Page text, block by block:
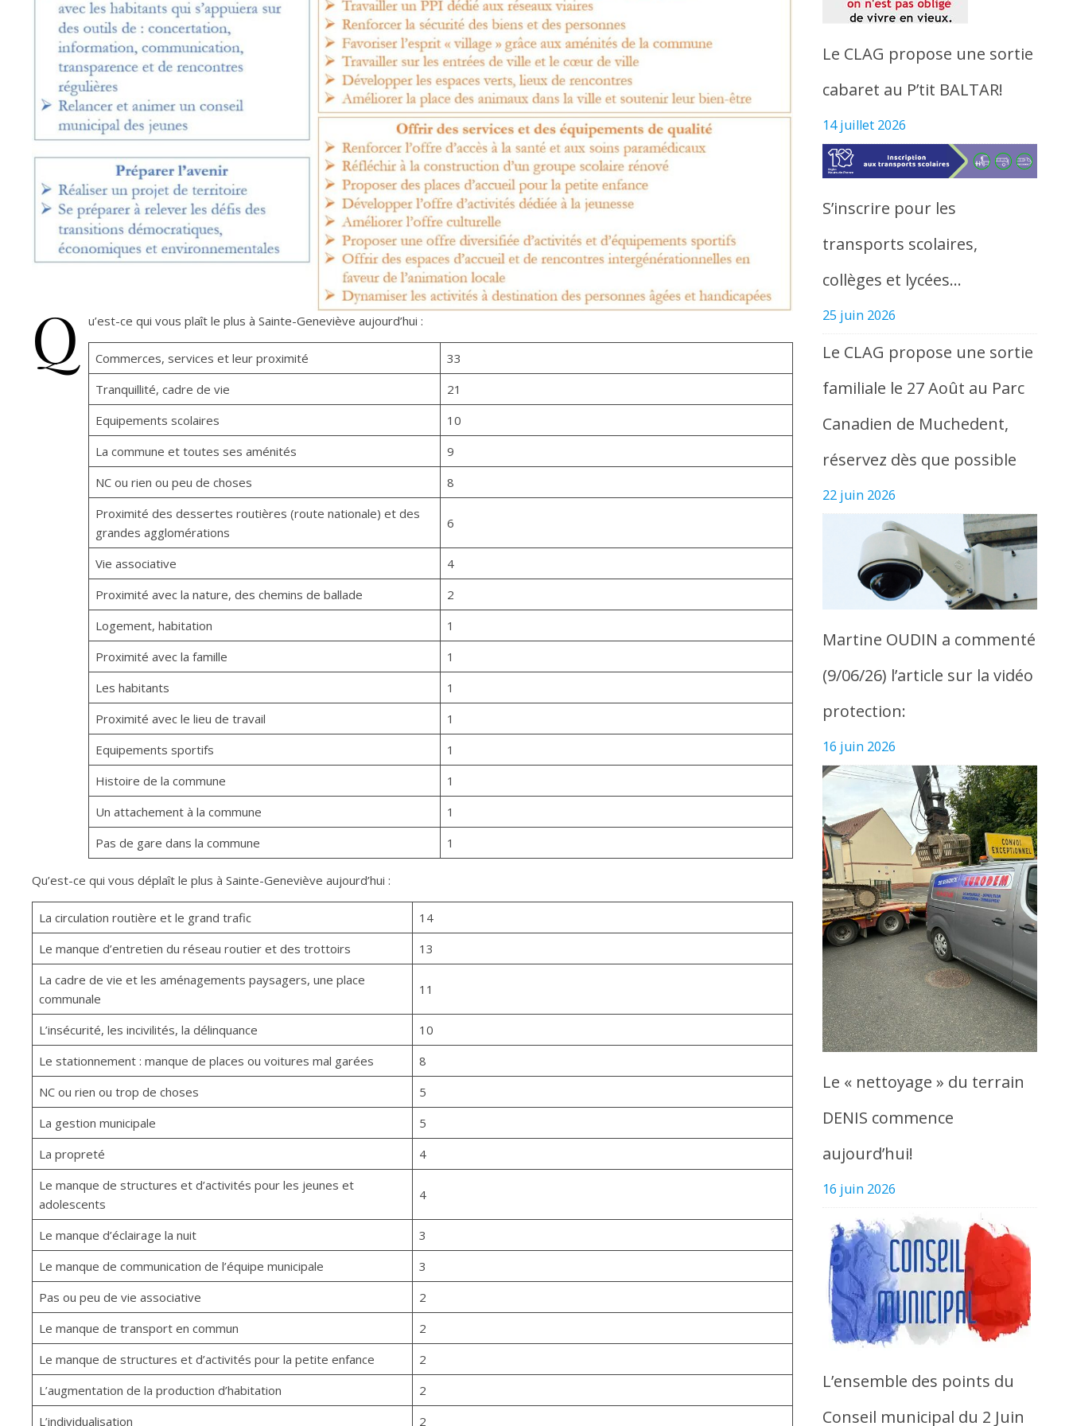
Q u’est-ce qui vous plaît le plus à Sainte-Geneviève aujourd’hui :
Commerces, services et leur proximité
33
Tranquillité, cadre de vie
21
Equipements scolaires
10
La commune et toutes ses aménités
9
NC ou rien ou peu de choses
8
Proximité des dessertes routières (route nationale) et des
grandes agglomérations
6
Vie associative
4
Proximité avec la nature, des chemins de ballade
2
Logement, habitation
1
Proximité avec la famille
1
Les habitants
1
Proximité avec le lieu de travail
1
Equipements sportifs
1
Histoire de la commune
1
Un attachement à la commune
1
Pas de gare dans la commune
1
Qu’est-ce qui vous déplaît le plus à Sainte-Geneviève aujourd’hui :
La circulation routière et le grand trafic
14
Le manque d’entretien du réseau routier et des trottoirs
13
La cadre de vie et les aménagements paysagers, une place
communale
11
L’insécurité, les incivilités, la délinquance
10
Le stationnement : manque de places ou voitures mal garées
8
NC ou rien ou trop de choses
5
La gestion municipale
5
La propreté
4
Le manque de structures et d’activités pour les jeunes et
adolescents
4
Le manque d’éclairage la nuit
3
Le manque de communication de l’équipe municipale
3
Pas ou peu de vie associative
2
Le manque de transport en commun
2
Le manque de structures et d’activités pour la petite enfance
2
L’augmentation de la production d’habitation
2
L’individualisation
2
Le CLAG propose une sortie
cabaret au P’tit BALTAR!
14 juillet 2026
S’inscrire pour les
transports scolaires,
collèges et lycées…
25 juin 2026
Le CLAG propose une sortie
familiale le 27 Août au Parc
Canadien de Muchedent,
réservez dès que possible
22 juin 2026
Martine OUDIN a commenté
(9/06/26) l’article sur la vidéo
protection:
16 juin 2026
Le « nettoyage » du terrain
DENIS commence
aujourd’hui!
16 juin 2026
L’ensemble des points du
Conseil municipal du 2 Juin